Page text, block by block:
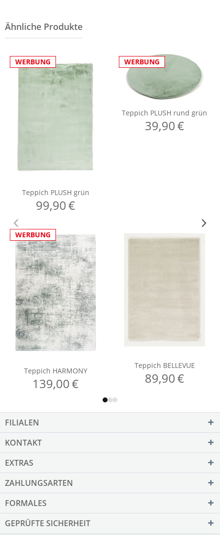
FILIALEN
KONTAKT
EXTRAS
ZAHLUNGSARTEN
FORMALES
GEPRÜFTE SICHERHEIT